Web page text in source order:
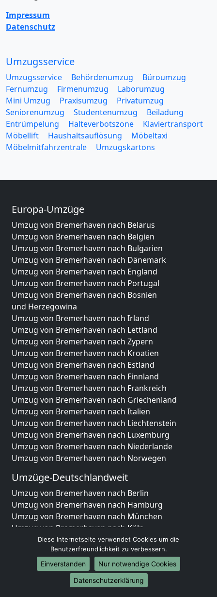
Impressum
Datenschutz
Umzugsservice
Umzugsservice Behördenumzug
Büroumzug
Fernumzug
Firmenumzug
Laborumzug
Mini Umzug
Praxisumzug
Privatumzug
Seniorenumzug
Studentenumzug
Beiladung
Entrümpelung
Halteverbotszone
Klaviertransport
Möbellift
Haushaltsauflösung
Möbeltaxi
Möbelmitfahrzentrale
Umzugskartons
Europa-Umzüge
Umzug von Bremerhaven nach Belarus
Umzug von Bremerhaven nach Belgien
Umzug von Bremerhaven nach Bulgarien
Umzug von Bremerhaven nach Dänemark
Umzug von Bremerhaven nach England
Umzug von Bremerhaven nach Portugal
Umzug von Bremerhaven nach Bosnien
und Herzegowina
Umzug von Bremerhaven nach Irland
Umzug von Bremerhaven nach Lettland
Umzug von Bremerhaven nach Zypern
Umzug von Bremerhaven nach Kroatien
Umzug von Bremerhaven nach Estland
Umzug von Bremerhaven nach Finnland
Umzug von Bremerhaven nach Frankreich
Umzug von Bremerhaven nach Griechenland
Umzug von Bremerhaven nach Italien
Umzug von Bremerhaven nach Liechtenstein
Umzug von Bremerhaven nach Luxemburg
Umzug von Bremerhaven nach Niederlande
Umzug von Bremerhaven nach Norwegen
Umzüge-Deutschlandweit
Umzug von Bremerhaven nach Berlin
Umzug von Bremerhaven nach Hamburg
Umzug von Bremerhaven nach München
Umzug von Bremerhaven nach Köln
Umzug von Bremerhaven nach Frankfurt am Main
Umzug von Bremerhaven nach Stuttgart
Umzug von Bremerhaven nach Düsseldorf
Umzug von Bremerhaven nach Leipzig
Umzug von Bremerhaven nach Dortmund
Diese Internetseite verwendet Cookies um die
Benutzerfreundlichkeit zu verbessern.
Einverstanden
Nur notwendige Cookies
Datenschutzerklärung